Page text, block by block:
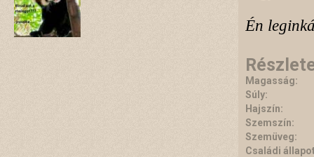
Én
Magasság:
Súly:
Hajszín:
Szemszín:
Szemüveg:
Családi